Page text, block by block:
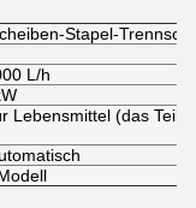
Stapel-
L/h
Lebensmittel (das Teil,